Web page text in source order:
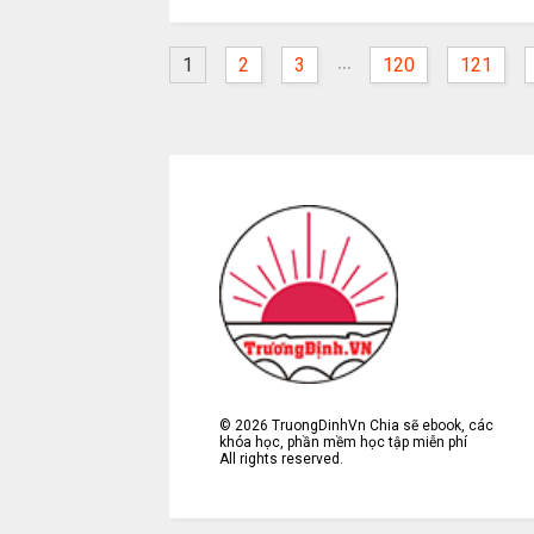
1 2 3 ... 120 121
©2026 TruongDinhVn Chia sẽ ebook, các
khóa học, phần mềm học tập miễn phí
All rights reserved.